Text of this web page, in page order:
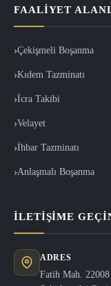
FAALIYET
Çekişmeli Boşanma
Kıdem Tazminatı
İcra Takibi
Velayet
İhbar Tazminatı
Anlaşmalı Boşanma
İLETIŞIME
ADRES
Fatih Mah.